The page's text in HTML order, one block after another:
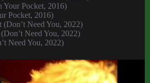
Your Pocket, 2016)
Pocket, 2016)
Need You, 2022)
Need You, 2022)
Need You, 2022)